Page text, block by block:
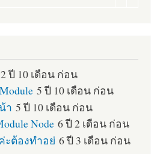
2 ปี 10 เดือน ก่อน
5 ปี 10 เดือน ก่อน
า 5 ปี 10 เดือน ก่อน
Node 6 ปี 2 เดือน ก่อน
ะต้องทำอย่ 6 ปี 3 เดือน ก่อน